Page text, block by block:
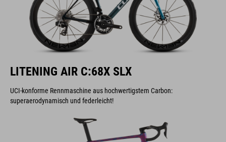
LITENING AIR C:68X SLX
UCI-konforme Rennmaschine aus hochwertigstem Carbon:
superaerodynamisch und federleicht!